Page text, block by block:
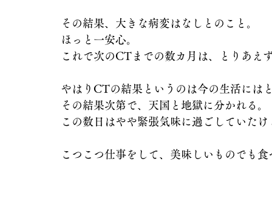
その結果、大きな病変はなしとのこと。
ほっと一安心。
これで次のCTまでの数カ月は、とりあえ
やはりCTの結果というのは今の生活には
その結果次第で、天国と地獄に分かれる。
この数日はやや緊張気味に過ごしていた
こつこつ仕事をして、美味しいものでも